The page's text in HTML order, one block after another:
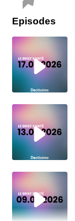
Episodes